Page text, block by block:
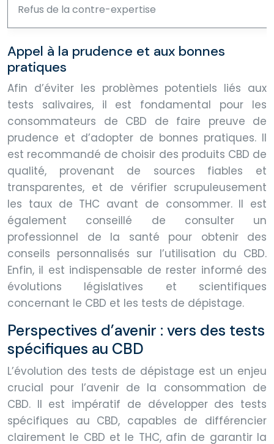
Refus de la contre-expertise
Appel à la prudence et aux bonnes
pratiques
Afin d’éviter les problèmes potentiels liés aux
tests salivaires, il est fondamental pour les
consommateurs de CBD de faire preuve de
prudence et d’adopter de bonnes pratiques. Il
est recommandé de choisir des produits CBD de
qualité, provenant de sources fiables et
transparentes, et de vérifier scrupuleusement
les taux de THC avant de consommer. Il est
également conseillé de consulter un
professionnel de la santé pour obtenir des
conseils personnalisés sur l’utilisation du CBD.
Enfin, il est indispensable de rester informé des
évolutions législatives et scientifiques
concernant le CBD et les tests de dépistage.
Perspectives d’avenir : vers des tests
spécifiques au CBD
L’évolution des tests de dépistage est un enjeu
crucial pour l’avenir de la consommation de
CBD. Il est impératif de développer des tests
spécifiques au CBD, capables de différencier
clairement le CBD et le THC, afin de garantir la